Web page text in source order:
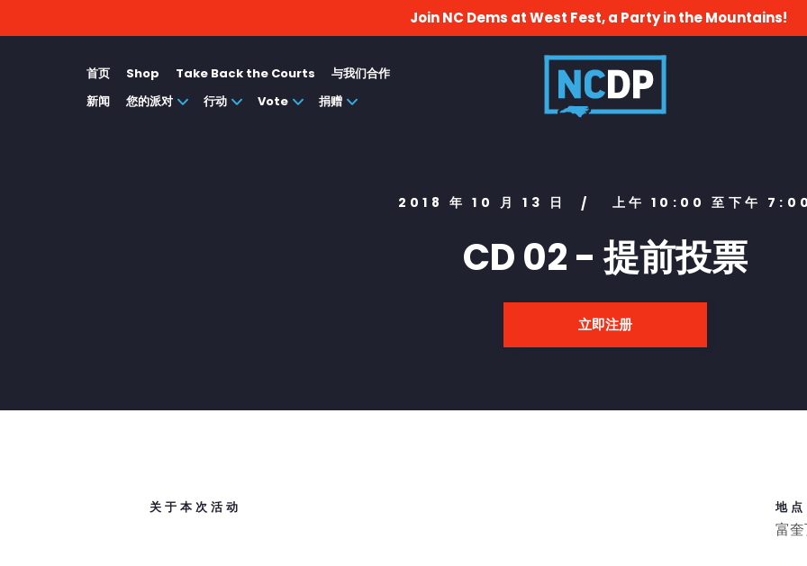
Join NC Dems at West Fest, a Party in the Mountains!
首页 Shop Take Back the Courts
与我们合作
新闻
您的派对 行动 Vote 捐赠
2018 年 10 月 13 日 / 上午 10:00 至下午
CD 02 - 提前投票
立即注册
关于本次活动 地点
富